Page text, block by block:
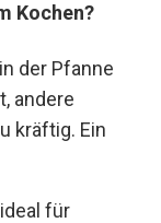
Kochen?
der Pfanne
andere
kräftig. Ein
für